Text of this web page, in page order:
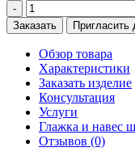
-
Заказать
Пригласить
Обзор товара
Характеристики
Заказать изделие
Консультация
Услуги
Глажка и навес
Отзывов (0)